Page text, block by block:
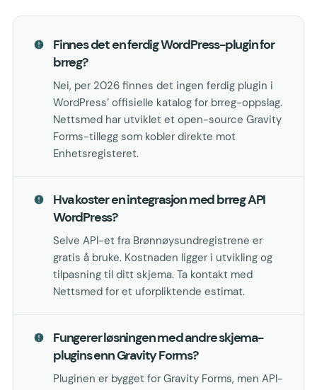
Finnes det en ferdig WordPress-plugin for
brreg?
Nei, per 2026 finnes det ingen ferdig plugin i
WordPress’ offisielle katalog for brreg-oppslag.
Nettsmed har utviklet et open-source Gravity
Forms-tillegg som kobler direkte mot
Enhetsregisteret.
Hva koster en integrasjon med brreg API
WordPress?
Selve API-et fra Brønnøysundregistrene er
gratis å bruke. Kostnaden ligger i utvikling og
tilpasning til ditt skjema. Ta kontakt med
Nettsmed for et uforpliktende estimat.
Fungerer løsningen med andre skjema-
plugins enn Gravity Forms?
Pluginen er bygget for Gravity Forms, men API-